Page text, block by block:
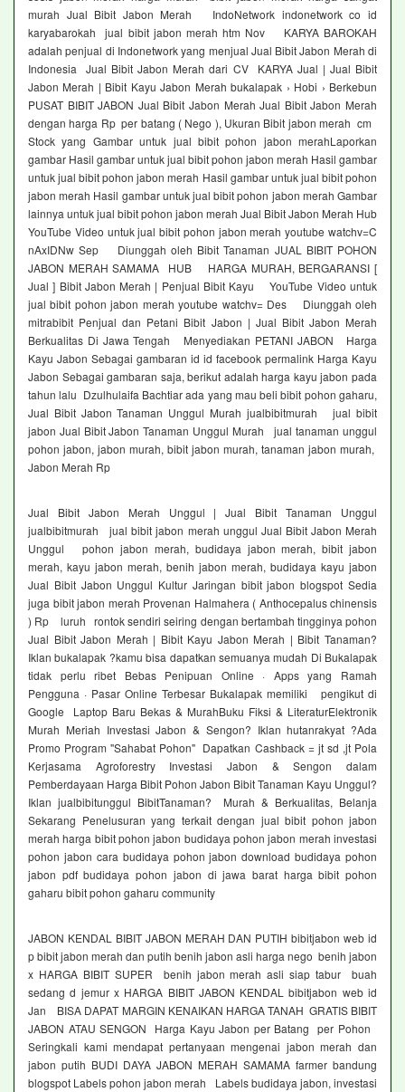
murah Jual Bibit Jabon Merah IndoNetwork indonetwork co id
karyabarokah jual bibit jabon merah htm Nov KARYA BAROKAH
adalah penjual di Indonetwork yang menjual Jual Bibit Jabon Merah di
Indonesia Jual Bibit Jabon Merah dari CV KARYA Jual | Jual Bibit
Jabon Merah | Bibit Kayu Jabon Merah bukalapak › Hobi › Berkebun
PUSAT BIBIT JABON Jual Bibit Jabon Merah Jual Bibit Jabon Merah
dengan harga Rp per batang ( Nego ), Ukuran Bibit jabon merah cm
Stock yang Gambar untuk jual bibit pohon jabon merahLaporkan
gambar Hasil gambar untuk jual bibit pohon jabon merah Hasil gambar
untuk jual bibit pohon jabon merah Hasil gambar untuk jual bibit pohon
jabon merah Hasil gambar untuk jual bibit pohon jabon merah Gambar
lainnya untuk jual bibit pohon jabon merah Jual Bibit Jabon Merah Hub
YouTube Video untuk jual bibit pohon jabon merah youtube watchv=C
nAxIDNw Sep Diunggah oleh Bibit Tanaman JUAL BIBIT POHON
JABON MERAH SAMAMA HUB HARGA MURAH, BERGARANSI [
Jual ] Bibit Jabon Merah | Penjual Bibit Kayu YouTube Video untuk
jual bibit pohon jabon merah youtube watchv= Des Diunggah oleh
mitrabibit Penjual dan Petani Bibit Jabon | Jual Bibit Jabon Merah
Berkualitas Di Jawa Tengah Menyediakan PETANI JABON Harga
Kayu Jabon Sebagai gambaran id id facebook permalink Harga Kayu
Jabon Sebagai gambaran saja, berikut adalah harga kayu jabon pada
tahun lalu Dzulhulaifa Bachtiar ada yang mau beli bibit pohon gaharu,
Jual Bibit Jabon Tanaman Unggul Murah jualbibitmurah jual bibit
jabon Jual Bibit Jabon Tanaman Unggul Murah jual tanaman unggul
pohon jabon, jabon murah, bibit jabon murah, tanaman jabon murah,
Jabon Merah Rp
Jual Bibit Jabon Merah Unggul | Jual Bibit Tanaman Unggul
jualbibitmurah jual bibit jabon merah unggul Jual Bibit Jabon Merah
Unggul pohon jabon merah, budidaya jabon merah, bibit jabon
merah, kayu jabon merah, benih jabon merah, budidaya kayu jabon
Jual Bibit Jabon Unggul Kultur Jaringan bibit jabon blogspot Sedia
juga bibit jabon merah Provenan Halmahera ( Anthocepalus chinensis
) Rp luruh rontok sendiri seiring dengan bertambah tingginya pohon
Jual Bibit Jabon Merah | Bibit Kayu Jabon Merah | Bibit Tanaman?
Iklan bukalapak ?kamu bisa dapatkan semuanya mudah Di Bukalapak
tidak perlu ribet Bebas Penipuan Online · Apps yang Ramah
Pengguna · Pasar Online Terbesar Bukalapak memiliki pengikut di
Google Laptop Baru Bekas & MurahBuku Fiksi & LiteraturElektronik
Murah Meriah Investasi Jabon & Sengon? Iklan hutanrakyat ?Ada
Promo Program "Sahabat Pohon" Dapatkan Cashback = jt sd ,jt Pola
Kerjasama Agroforestry Investasi Jabon & Sengon dalam
Pemberdayaan Harga Bibit Pohon Jabon Bibit Tanaman Kayu Unggul?
Iklan jualbibitunggul BibitTanaman? Murah & Berkualitas, Belanja
Sekarang Penelusuran yang terkait dengan jual bibit pohon jabon
merah harga bibit pohon jabon budidaya pohon jabon merah investasi
pohon jabon cara budidaya pohon jabon download budidaya pohon
jabon pdf budidaya pohon jabon di jawa barat harga bibit pohon
gaharu bibit pohon gaharu community
JABON KENDAL BIBIT JABON MERAH DAN PUTIH bibitjabon web id
p bibit jabon merah dan putih benih jabon asli harga nego benih jabon
x HARGA BIBIT SUPER benih jabon merah asli siap tabur buah
sedang d jemur x HARGA BIBIT JABON KENDAL bibitjabon web id
Jan BISA DAPAT MARGIN KENAIKAN HARGA TANAH GRATIS BIBIT
JABON ATAU SENGON Harga Kayu Jabon per Batang per Pohon
Seringkali kami mendapat pertanyaan mengenai jabon merah dan
jabon putih BUDI DAYA JABON MERAH SAMAMA farmer bandung
blogspot Labels pohon jabon merah Labels budidaya jabon, investasi